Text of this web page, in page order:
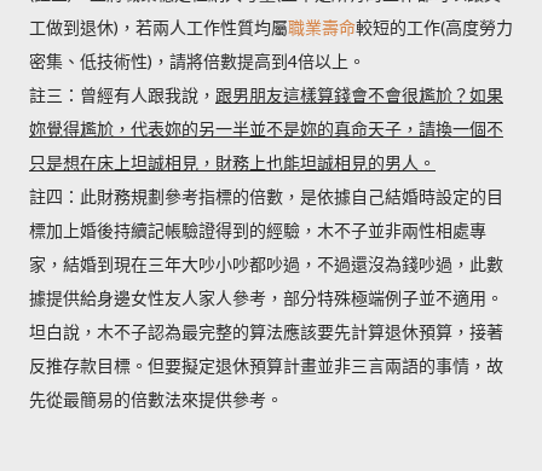
工做到退休)，若兩人工作性質均屬職業壽命較短的工作(高度勞力
密集、低技術性)，請將倍數提高到4倍以上。
註三：曾經有人跟我說， 跟男朋友這樣算錢會不會很尷尬？如果
妳覺得尷尬，代表妳的另一半並不是妳的真命天子，請換一個不
只是想在床上坦誠相見，財務上也能坦誠相見的男人。
註四：此財務規劃參考指標的倍數，是依據自己結婚時設定的目
標加上婚後持續記帳驗證得到的經驗，木不子並非兩性相處專
家，結婚到現在三年大吵小吵都吵過，不過還沒為錢吵過，此數
據提供給身邊女性友人家人參考，部分特殊極端例子並不適用。
坦白說，木不子認為最完整的算法應該要先計算退休預算，接著
反推存款目標。但要擬定退休預算計畫並非三言兩語的事情，故
先從最簡易的倍數法來提供參考。